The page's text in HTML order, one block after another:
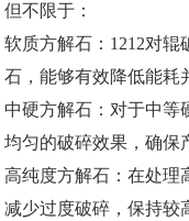
但不限于：
软质方解石：1212对
石，能够有效降低能耗
中硬方解石：对于中等
均匀的破碎效果，确保
高纯度方解石：在处理
减少过度破碎，保持较